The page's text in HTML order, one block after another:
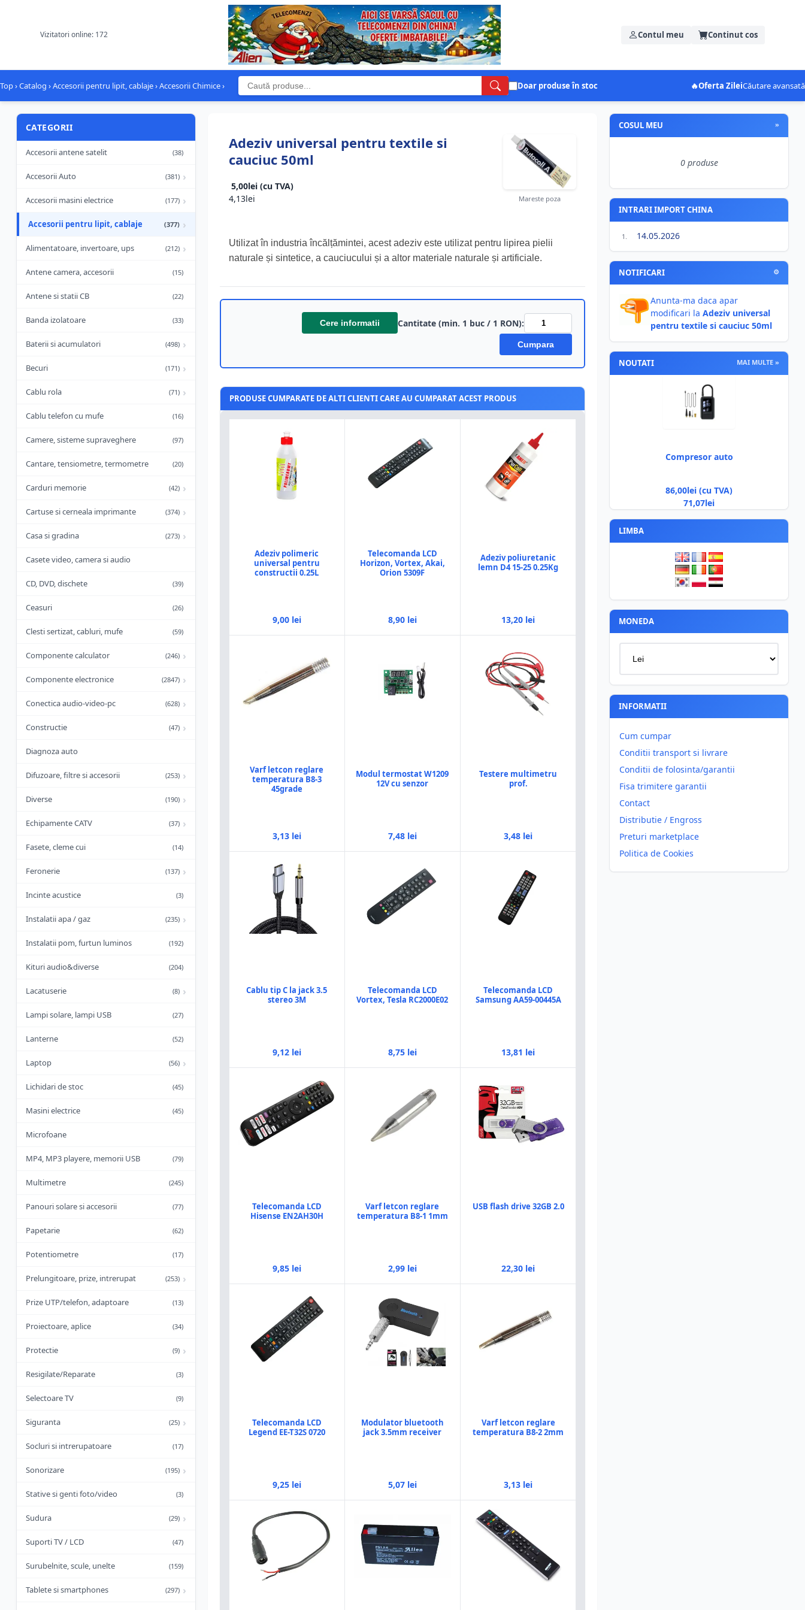
Vizitatori online: 172 Contul meu Continut cos
Top›Catalog ›Accesorii pentru lipit, cablaje›Accesorii Chimice› Doar produse în stoc 🔥Oferta ZileiCăutare avansată
CATEGORII
Accesorii antene satelit (38)
Accesorii Auto (381) ›
Accesorii masini electrice (177) ›
Accesorii pentru lipit, cablaje (377) ›
Alimentatoare, invertoare, ups (212) ›
Antene camera, accesorii (15)
Antene si statii CB (22)
Banda izolatoare (33)
Baterii si acumulatori (498) ›
Becuri (171) ›
Cablu rola (71) ›
Cablu telefon cu mufe (16)
Camere, sisteme supraveghere (97)
Cantare, tensiometre, termometre (20)
Carduri memorie (42) ›
Cartuse si cerneala imprimante (374) ›
Casa si gradina (273) ›
Casete video, camera si audio
CD, DVD, dischete (39)
Ceasuri (26)
Clesti sertizat, cabluri, mufe (59)
Componente calculator (246) ›
Componente electronice (2847) ›
Conectica audio-video-pc (628) ›
Constructie (47) ›
Diagnoza auto
Difuzoare, filtre si accesorii (253) ›
Diverse (190) ›
Echipamente CATV (37) ›
Fasete, cleme cui (14)
Feronerie (137) ›
Incinte acustice (3)
Instalatii apa / gaz (235) ›
Instalatii pom, furtun luminos (192)
Kituri audio&diverse (204)
Lacatuserie (8) ›
Lampi solare, lampi USB (27)
Lanterne (52)
Laptop (56) ›
Lichidari de stoc (45)
Masini electrice (45)
Microfoane
MP4, MP3 playere, memorii USB (79)
Multimetre (245)
Panouri solare si accesorii (77)
Papetarie (62)
Potentiometre (17)
Prelungitoare, prize, intrerupat (253) ›
Prize UTP/telefon, adaptoare (13)
Proiectoare, aplice (34)
Protectie (9) ›
Resigilate/Reparate (3)
Selectoare TV (9)
Siguranta (25) ›
Socluri si intrerupatoare (17)
Sonorizare (195) ›
Stative si genti foto/video (3)
Sudura (29) ›
Suporti TV / LCD (47)
Surubelnite, scule, unelte (159)
Tablete si smartphones (297) ›
Adeziv universal pentru textile si
cauciuc 50ml
5,00lei (cu TVA)
4,13lei
Mareste poza
Utilizat în industria încălțămintei, acest adeziv este utilizat pentru lipirea pielii
naturale și sintetice, a cauciucului și a altor materiale naturale și artificiale.
Cere informatii Cantitate (min. 1 buc / 1 RON):
Cumpara
PRODUSE CUMPARATE DE ALTI CLIENTI CARE AU CUMPARAT ACEST PRODUS
Adeziv polimeric
universal pentru
constructii 0.25L
9,00 lei
Telecomanda LCD
Horizon, Vortex, Akai,
Orion 5309F
8,90 lei
Adeziv poliuretanic
lemn D4 15-25 0.25Kg
13,20 lei
Varf letcon reglare
temperatura B8-3
45grade
3,13 lei
Modul termostat W1209
12V cu senzor
7,48 lei
Testere multimetru
prof.
3,48 lei
Cablu tip C la jack 3.5
stereo 3M
9,12 lei
Telecomanda LCD
Vortex, Tesla RC2000E02
8,75 lei
Telecomanda LCD
Samsung AA59-00445A
13,81 lei
Telecomanda LCD
Hisense EN2AH30H
9,85 lei
Varf letcon reglare
temperatura B8-1 1mm
2,99 lei
USB flash drive 32GB 2.0
22,30 lei
Telecomanda LCD
Legend EE-T32S 0720
9,25 lei
Modulator bluetooth
jack 3.5mm receiver
5,07 lei
Varf letcon reglare
temperatura B8-2 2mm
3,13 lei
COSUL MEU »
0 produse
INTRARI IMPORT CHINA
1. 14.05.2026
NOTIFICARI ⚙
Anunta-ma daca apar
modificari laAdeziv universal
pentru textile si cauciuc 50ml
NOUTATI MAI MULTE »
Compresor auto
86,00lei (cu TVA)
71,07lei
LIMBA
MONEDA
INFORMATII
Cum cumpar
Conditii transport si livrare
Conditii de folosinta/garantii
Fisa trimitere garantii
Contact
Distributie / Engross
Preturi marketplace
Politica de Cookies